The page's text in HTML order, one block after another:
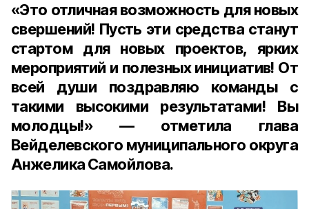
«Это отличная возможность для новых
свершений! Пусть эти средства станут
стартом для новых проектов, ярких
мероприятий и полезных инициатив! От
всей души поздравляю команды с
такими высокими результатами! Вы
молодцы!» — отметила глава
Вейделевского муниципального округа
Анжелика Самойлова.